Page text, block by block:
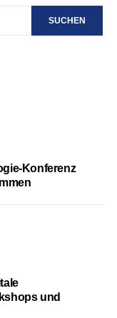
SUCHEN
Konferenz
und